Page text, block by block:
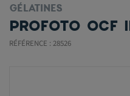
GÉLATINES
PROFOTO OCF
RÉFÉRENCE : 28526